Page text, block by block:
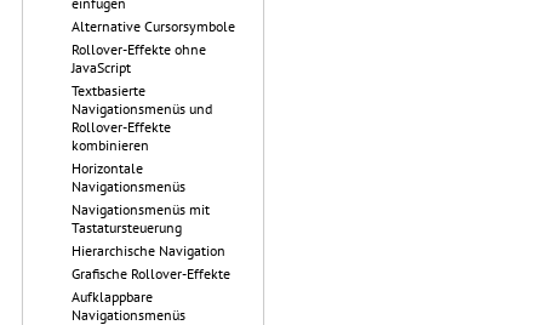
Alternative Cursorsymbole
Rollover-Effekte ohne
JavaScript
Textbasierte
Navigationsmenüs und
Rollover-Effekte
kombinieren
Horizontale
Navigationsmenüs
Navigationsmenüs mit
Tastatursteuerung
Hierarchische Navigation
Grafische Rollover-Effekte
Aufklappbare
Navigationsmenüs